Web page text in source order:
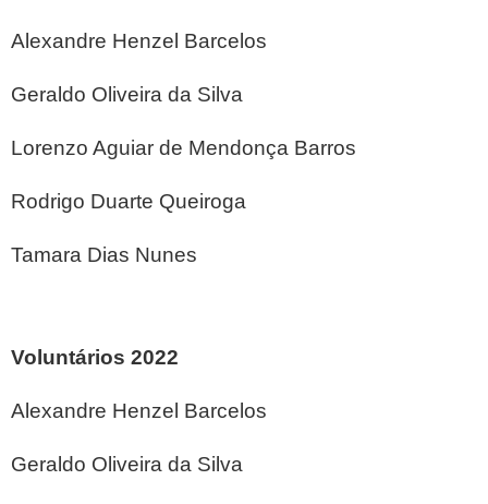
Alexandre Henzel Barcelos
Geraldo Oliveira da Silva
Lorenzo Aguiar de Mendonça Barros
Rodrigo Duarte Queiroga
Tamara Dias Nunes
Voluntários 2022
Alexandre Henzel Barcelos
Geraldo Oliveira da Silva